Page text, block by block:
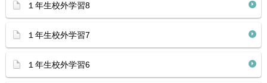
１年生校外学習8
１年生校外学習7
１年生校外学習6